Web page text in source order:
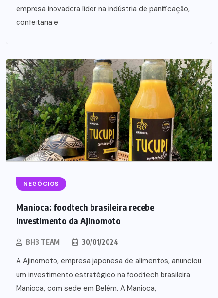
empresa inovadora líder na indústria de panificação,
confeitaria e
NEGÓCIOS
Manioca: foodtech brasileira recebe
investimento da Ajinomoto
BHB TEAM 30/01/2024
A Ajinomoto, empresa japonesa de alimentos, anunciou
um investimento estratégico na foodtech brasileira
Manioca, com sede em Belém. A Manioca,